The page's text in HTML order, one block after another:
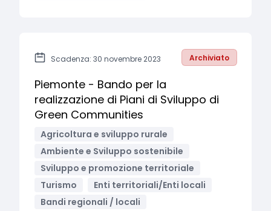
Scadenza: 30 novembre 2023 Archiviato
Piemonte - Bando per la
realizzazione di Piani di Sviluppo di
Green Communities
Agricoltura e sviluppo rurale
Ambiente e Sviluppo sostenibile
Sviluppo e promozione territoriale
Turismo
Enti territoriali/Enti locali
Bandi regionali / locali